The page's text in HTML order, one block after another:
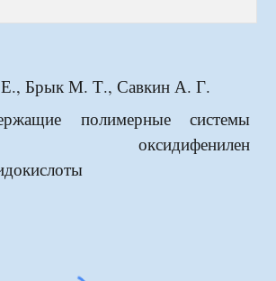
Е., Брык М. Т., Савкин А. Г.
полимерные системы
оксидифенилен